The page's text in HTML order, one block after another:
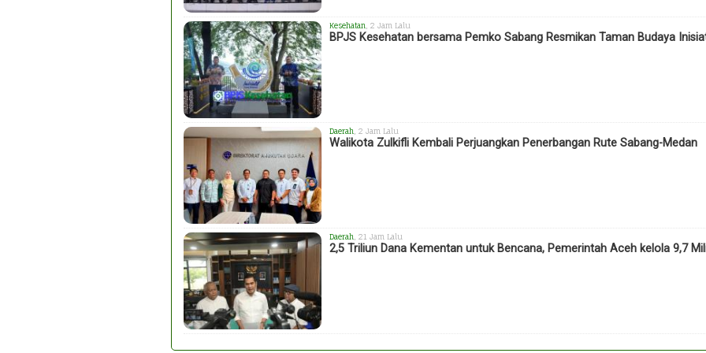
Kesehatan , 2 Jam Lalu
BPJS Kesehatan bersama Pemko Sabang Resmikan Taman Budaya
Daerah , 2 Jam Lalu
Walikota Zulkifli Kembali Perjuangkan Penerbangan Rute Sabang-Medan
Daerah , 21 Jam Lalu
2,5 Triliun Dana Kementan untuk Bencana, Pemerintah Aceh kelola 9,7